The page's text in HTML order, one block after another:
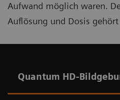
Aufwand möglich waren.
Auflösung und Dosis
Quantum HD-